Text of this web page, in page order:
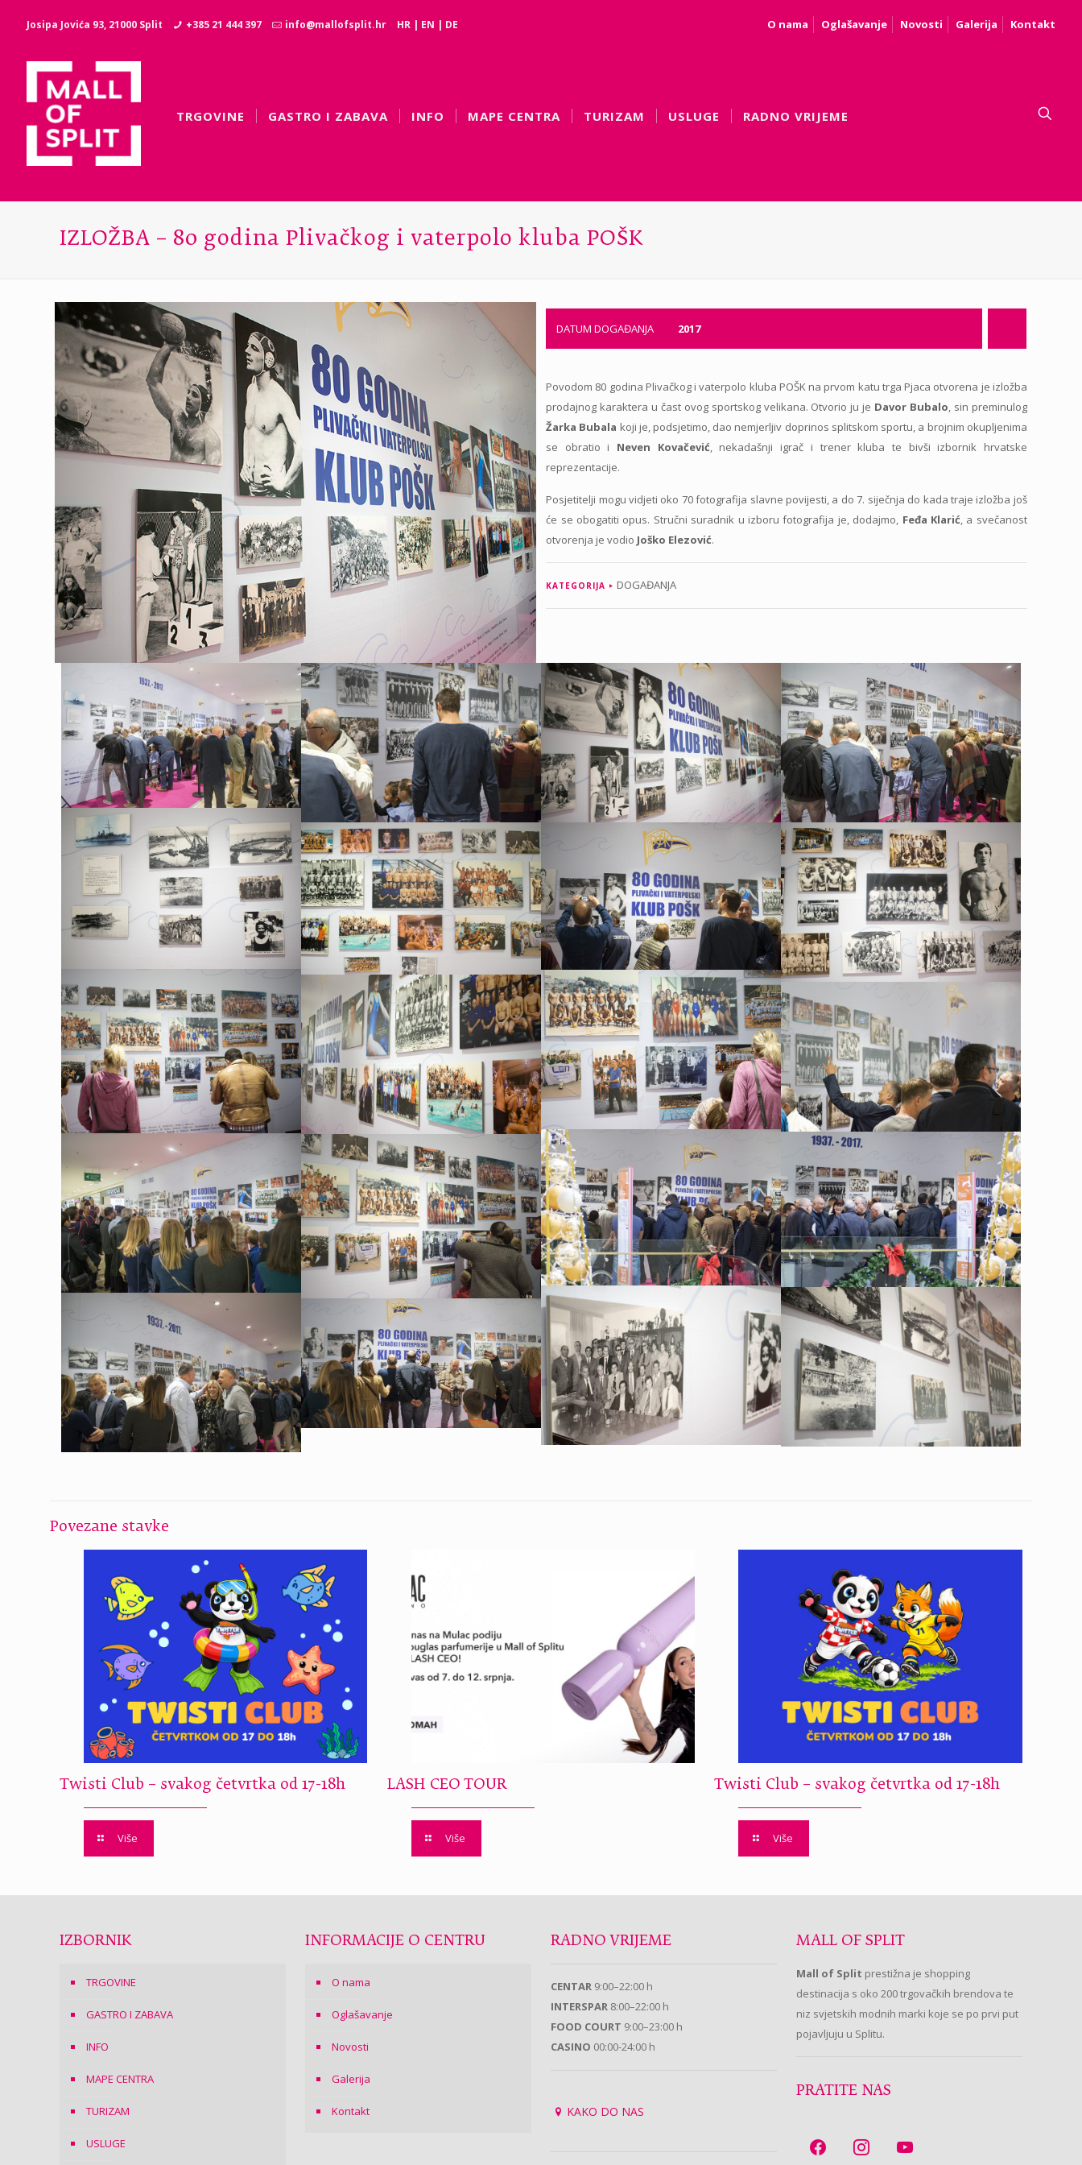
Josipa Jovića 93, 21000 Split +385 21 444 397 info@mallofsplit.hr HR | EN | DE O nama Oglašavanje Novosti Galerija Kontakt
TRGOVINE GASTRO I ZABAVA INFO MAPE CENTRA TURIZAM USLUGE RADNO VRIJEME
IZLOŽBA – 80 godina Plivačkog i vaterpolo kluba POŠK
DATUM DOGAĐANJA 2017
Povodom 80 godina Plivačkog i vaterpolo kluba POŠK na prvom katu trga Pjaca otvorena je izložba
prodajnog karaktera u čast ovog sportskog velikana. Otvorio ju je Davor Bubalo, sin preminulog
Žarka Bubala koji je, podsjetimo, dao nemjerljiv doprinos splitskom sportu, a brojnim okupljenima
se obratio i Neven Kovačević, nekadašnji igrač i trener kluba te bivši izbornik hrvatske
reprezentacije.
Posjetitelji mogu vidjeti oko 70 fotografija slavne povijesti, a do 7. siječnja do kada traje izložba još
će se obogatiti opus. Stručni suradnik u izboru fotografija je, dodajmo, Feđa Klarić, a svečanost
otvorenja je vodio Joško Elezović.
KATEGORIJA DOGAĐANJA
Povezane stavke
Twisti Club – svakog četvrtka od 17-18h
Više
LASH CEO TOUR
Više
Twisti Club – svakog četvrtka od 17-18h
Više
IZBORNIK
TRGOVINE
GASTRO I ZABAVA
INFO
MAPE CENTRA
TURIZAM
USLUGE
INFORMACIJE O CENTRU
O nama
Oglašavanje
Novosti
Galerija
Kontakt
RADNO VRIJEME
CENTAR 9:00–22:00 h
INTERSPAR 8:00–22:00 h
FOOD COURT 9:00–23:00 h
CASINO 00:00-24:00 h
KAKO DO NAS
MALL OF SPLIT
Mall of Split prestižna je shopping
destinacija s oko 200 trgovačkih brendova te
niz svjetskih modnih marki koje se po prvi put
pojavljuju u Splitu.
PRATITE NAS